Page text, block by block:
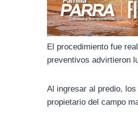
k
m
p
El procedimiento fue
preventivos advirtieron
Al ingresar al predio,
propietario del campo